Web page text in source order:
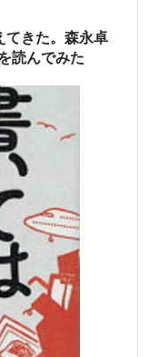
国に先駆けて
した。 地域の治
てきた。森永卓
読んでみた